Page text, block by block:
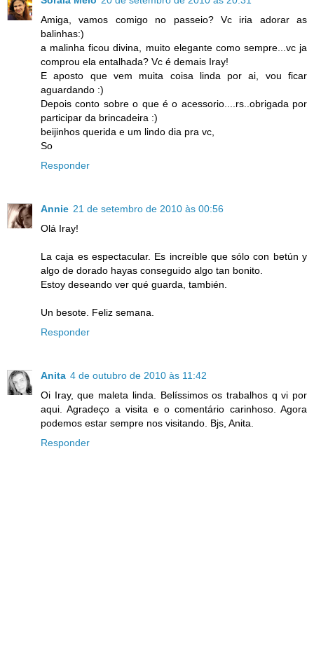
Amiga, vamos comigo no passeio? Vc iria adorar as
balinhas:)
a malinha ficou divina, muito elegante como sempre...vc ja
comprou ela entalhada? Vc é demais Iray!
E aposto que vem muita coisa linda por ai, vou ficar
aguardando :)
Depois conto sobre o que é o acessorio....rs..obrigada por
participar da brincadeira :)
beijinhos querida e um lindo dia pra vc,
So
Responder
Annie 21 de setembro de 2010 às 00:56
Olá Iray!
La caja es espectacular. Es increíble que sólo con betún y
algo de dorado hayas conseguido algo tan bonito.
Estoy deseando ver qué guarda, también.
Un besote. Feliz semana.
Responder
Anita 4 de outubro de 2010 às 11:42
Oi Iray, que maleta linda. Belíssimos os trabalhos q vi por
aqui. Agradeço a visita e o comentário carinhoso. Agora
podemos estar sempre nos visitando. Bjs, Anita.
Responder